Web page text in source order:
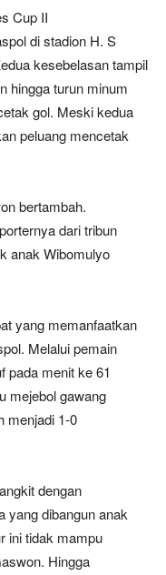
Cup II
di stadion H. S
kesebelasan tampil
hingga turun minum
gol. Meski kedua
peluang mencetak
bertambah.
dari tribun
anak Wibomulyo
yang memanfaatkan
Melalui pemain
pada menit ke 61
mejebol gawang
menjadi 1-0
dengan
yang dibangun anak
ini tidak mampu
Hingga